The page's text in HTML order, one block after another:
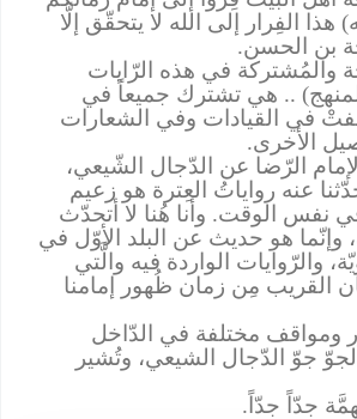
هذا الفِرار إلى الله لا يتحقّق إلَّا
بن الحسن.
والمُشتركة في هذه الرّايات
.. هي تشترك جميعاً في
في القيادات وفي الشعارات
الأخرى.
الرّضا عن الدّجال الشّيعي،
عنه رواياتُ العِترة هو زعيم
الوقت. وأنا هُنا لا أتحدّث
هو حديث عن البلد الأوّل في
والرّوايات الواردة فيه والَّتي
القريب مِن زمان ظُهور إمامنا
مختلفة في الدّاخل
جوّ الدّجال الشيعي، وتُشير
جدّاً جدّاً.